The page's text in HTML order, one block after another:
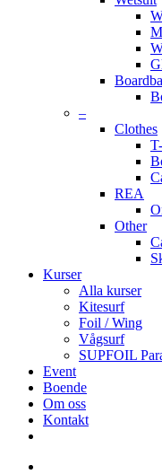
–
Clothes
REA
Other
Kurser
Alla kurser
Kitesurf
Foil / Wing
Vågsurf
SUPFOIL
Event
Boende
Om oss
Kontakt